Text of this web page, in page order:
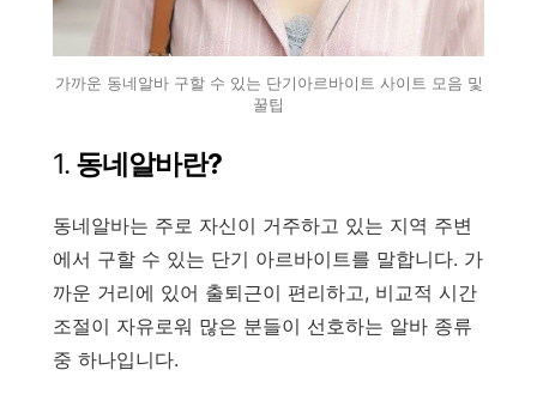
가까운 동네알바 구할 수 있는 단기아르바이트 사이트 모음 및
꿀팁
1. 동네알바란?
동네알바는 주로 자신이 거주하고 있는 지역 주변
에서 구할 수 있는 단기 아르바이트를 말합니다. 가
까운 거리에 있어 출퇴근이 편리하고, 비교적 시간
조절이 자유로워 많은 분들이 선호하는 알바 종류
중 하나입니다.